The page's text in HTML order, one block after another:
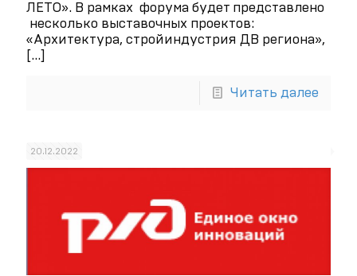
ЛЕТО». В рамках форума будет представлено
несколько выставочных проектов:
«Архитектура, стройиндустрия ДВ региона»,
[…]
Читать далее
20.12.2022